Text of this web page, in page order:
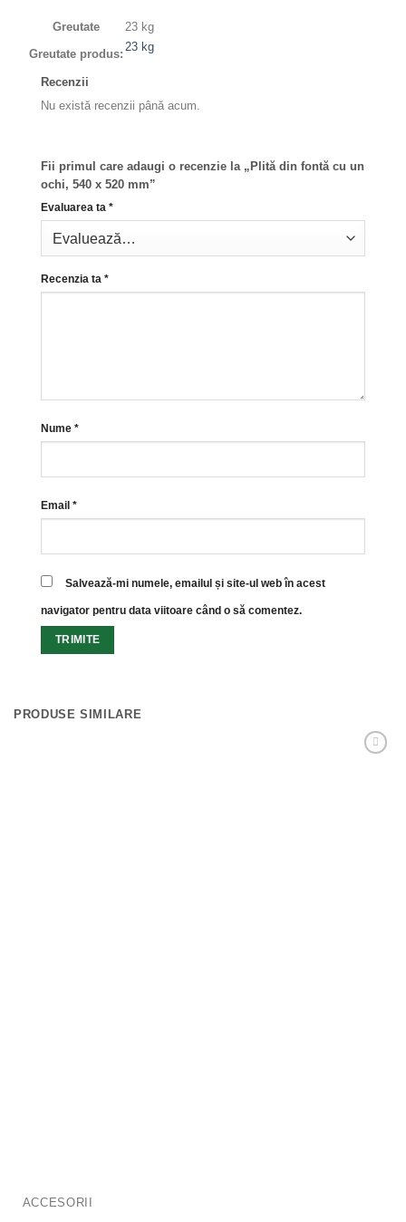
Greutate
23 kg
Greutate produs:
23 kg
Recenzii
Nu există recenzii până acum.
Fii primul care adaugi o recenzie la „Plită din fontă cu un
ochi, 540 x 520 mm”
Evaluarea ta *
Recenzia ta *
Nume *
Email *
Salvează-mi numele, emailul și site-ul web în acest
navigator pentru data viitoare când o să comentez.
PRODUSE SIMILARE
ACCESORII